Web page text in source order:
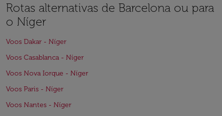
Rotas alternativas de Barcelona ou para
o Níger
Voos Dakar - Níger
Voos Casablanca - Níger
Voos Nova Iorque - Níger
Voos Paris - Níger
Voos Nantes - Níger